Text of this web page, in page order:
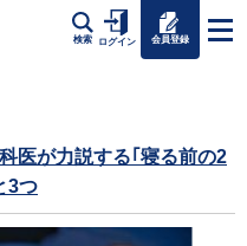
検索 ログイン 会員登録
医が力説する｢寝る前の2
3つ